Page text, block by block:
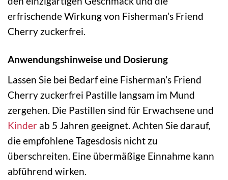
erfrischende Wirkung von Fisherman’s Friend
Cherry zuckerfrei.
Anwendungshinweise und Dosierung
Lassen Sie bei Bedarf eine Fisherman’s Friend
Cherry zuckerfrei Pastille langsam im Mund
zergehen. Die Pastillen sind für Erwachsene und
Kinder ab 5 Jahren geeignet. Achten Sie darauf,
die empfohlene Tagesdosis nicht zu
überschreiten. Eine übermäßige Einnahme kann
abführend wirken.